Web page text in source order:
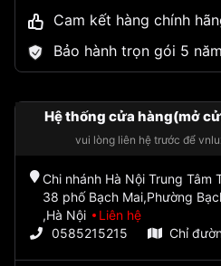
Cam kết hàng chính
Bảo hành trọn gói 5 năm
Hệ thống cửa hàng(mở
vui lòng liên hệ trước để
Chi nhánh Hà Nội Trung Tâm
38 phố Bạch Mai,Phường
,Hà Nội
Liên hệ
0585215215
Chỉ